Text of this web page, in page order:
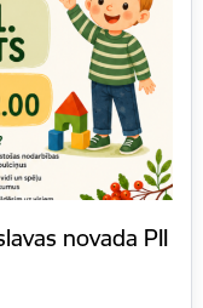
novada PII